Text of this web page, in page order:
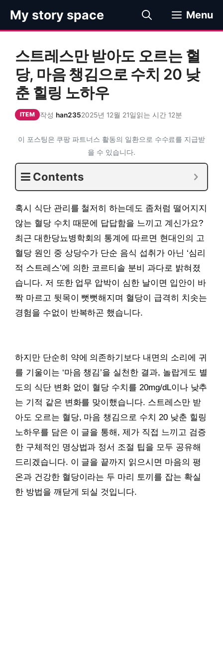
츠
My story space Menu
스트레스만 받아도 오르는 혈
당, 마음 챙김으로 수치 20 낮
춘 힐링 노하우
ITEM 작성 han2352025년 12월 21일읽는 시간 12분
이 포스팅은 쿠팡 파트너스 활동의 일환으로 수수료를 지급받
을 수 있습니다.
Contents
혹시 식단 관리를 철저히 하는데도 좀처럼 떨어지지
않는 혈당 수치 때문에 답답함을 느끼고 계신가요?
최근 대한당뇨병학회의 통계에 따르면 현대인의 고
혈당 원인 중 상당수가 단순 음식 섭취가 아닌 ‘심리
적 스트레스’에 의한 코르티솔 분비 과다로 밝혀졌
습니다. 저 또한 업무 압박이 심한 날이면 입안이 바
짝 마르고 뒷목이 뻣뻣해지며 혈당이 급격히 치솟는
경험을 수없이 반복하곤 했습니다.
하지만 단순히 약에 의존하기보다 내면의 소리에 귀
를 기울이는 ‘마음 챙김’을 실천한 결과, 놀랍게도 별
도의 식단 변화 없이 혈당 수치를 20mg/dL이나 낮추
는 기적 같은 변화를 맞이했습니다. 스트레스만 받
아도 오르는 혈당, 마음 챙김으로 수치 20 낮춘 힐링
노하우를 담은 이 글을 통해, 제가 직접 느끼고 검증
한 구체적인 명상법과 정서 조절 팁을 모두 공유해
드리겠습니다. 이 글을 끝까지 읽으시면 마음의 평
온과 건강한 혈당이라는 두 마리 토끼를 잡는 확실
한 방법을 깨닫게 되실 것입니다.